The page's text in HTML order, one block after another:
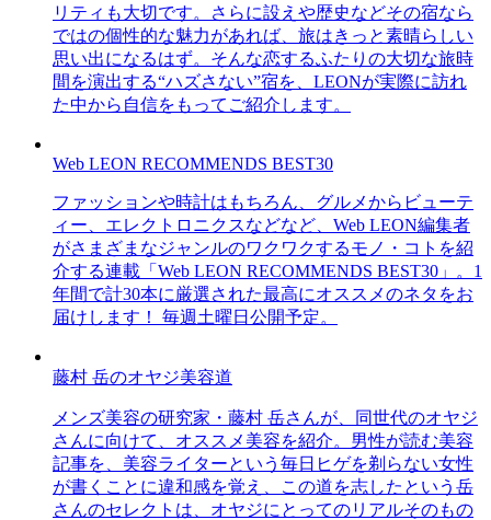
リティも大切です。さらに設えや歴史などその宿なら
ではの個性的な魅力があれば、旅はきっと素晴らしい
思い出になるはず。そんな恋するふたりの大切な旅時
間を演出する“ハズさない”宿を、LEONが実際に訪れ
た中から自信をもってご紹介します。
Web LEON RECOMMENDS BEST30
ファッションや時計はもちろん、グルメからビューテ
ィー、エレクトロニクスなどなど、Web LEON編集者
がさまざまなジャンルのワクワクするモノ・コトを紹
介する連載「Web LEON RECOMMENDS BEST30」。1
年間で計30本に厳選された最高にオススメのネタをお
届けします！ 毎週土曜日公開予定。
藤村 岳のオヤジ美容道
メンズ美容の研究家・藤村 岳さんが、同世代のオヤジ
さんに向けて、オススメ美容を紹介。男性が読む美容
記事を、美容ライターという毎日ヒゲを剃らない女性
が書くことに違和感を覚え、この道を志したという岳
さんのセレクトは、オヤジにとってのリアルそのもの